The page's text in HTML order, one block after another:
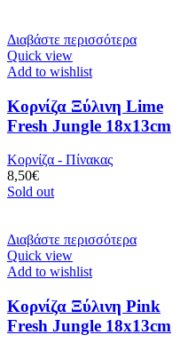
Διαβάστε περισσότερα
Quick view
Add to wishlist
Κορνίζα Ξύλινη Lime
Fresh Jungle 18x13cm
Κορνίζα - Πίνακας
8,50€
Sold out
Διαβάστε περισσότερα
Quick view
Add to wishlist
Κορνίζα Ξύλινη Pink
Fresh Jungle 18x13cm